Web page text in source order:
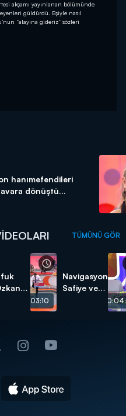
akşamı yayınlanan bölümünde
güldürdü. Eşiyle nasıl
“alayına gideriz” sözleri
hanımefendileri
dönüştü...
TÜMÜNÜ GÖR
00:03:10
Navigasyon
Safiye ve